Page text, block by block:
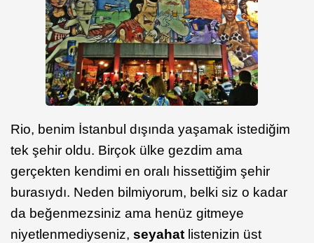
Rio, benim İstanbul dışında yaşamak istediğim
tek şehir oldu. Birçok ülke gezdim ama
gerçekten kendimi en oralı hissettiğim şehir
burasıydı. Neden bilmiyorum, belki siz o kadar
da beğenmezsiniz ama henüz gitmeye
niyetlenmediyseniz, seyahat listenizin üst